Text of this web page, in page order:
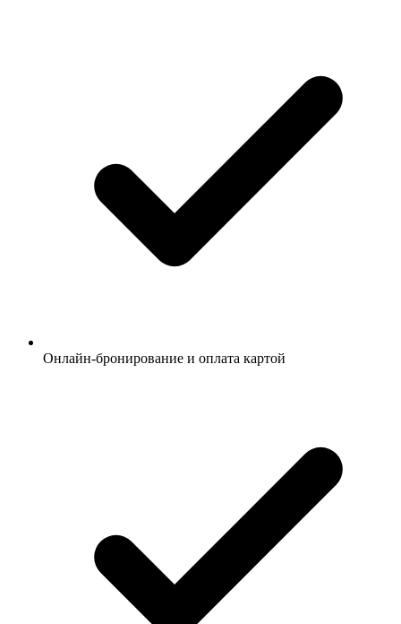
Онлайн-бронирование и оплата картой